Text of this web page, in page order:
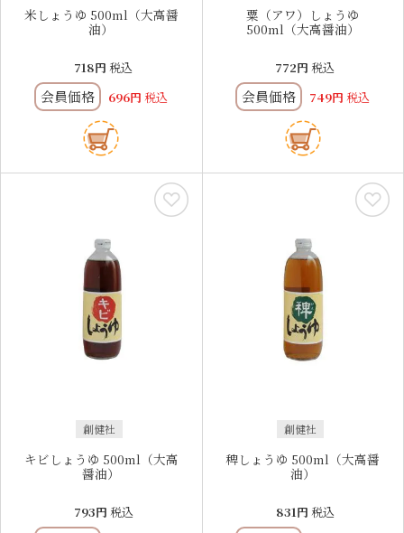
米しょうゆ 500ml（大高醤
油）
718 税込
会員価格 696 税込
粟（アワ）しょうゆ
500ml（大高醤油）
772 税込
会員価格 749 税込
創健社
キビしょうゆ 500ml（大高
醤油）
793 税込
創健社
稗しょうゆ 500ml（大高醤
油）
831 税込